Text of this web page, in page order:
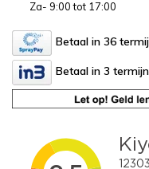
Za- 9:00 tot 17:00
Betaal in 36
Betaal in 3